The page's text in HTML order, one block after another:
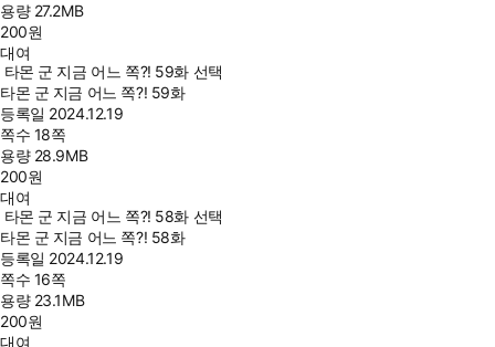
용량 27.2MB
200원
대여
타몬 군 지금 어느 쪽?! 59화 선택
타몬 군 지금 어느 쪽?! 59화
등록일 2024.12.19
쪽수 18쪽
용량 28.9MB
200원
대여
타몬 군 지금 어느 쪽?! 58화 선택
타몬 군 지금 어느 쪽?! 58화
등록일 2024.12.19
쪽수 16쪽
용량 23.1MB
200원
대여